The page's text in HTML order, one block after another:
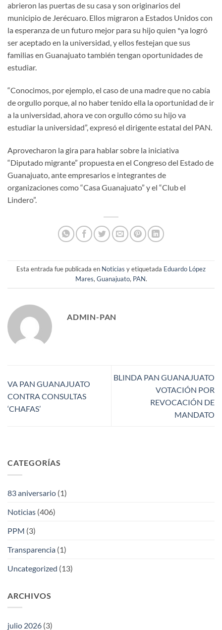
abrieron las puertas de su casa y son originarios del
municipio de Jerécuaro. Ellos migraron a Estados Unidos con
la esperanza de un futuro mejor para su hijo quien *ya logró
ser aceptado en la universidad, y ellos festejan que sus
familias en Guanajuato también tengan oportunidades de
estudiar.
“Conocimos, por ejemplo, el caso de una madre que no cabía
de orgullo porque, al no haber tenido ella la oportunidad de ir
a la universidad, ahora ve con orgullo cómo su hijo va
estudiar la universidad”, expresó el dirigente estatal del PAN.
Aprovecharon la gira para hablar sobre la iniciativa
“Diputado migrante” propuesta en el Congreso del Estado de
Guanajuato, ante empresarios e integrantes de
organizaciones como “Casa Guanajuato” y el “Club el
Lindero”.
Esta entrada fue publicada en Noticias y etiquetada Eduardo López
Mares, Guanajuato, PAN.
ADMIN-PAN
VA PAN GUANAJUATO
CONTRA CONSULTAS
‘CHAFAS’
BLINDA PAN GUANAJUATO
VOTACIÓN POR
REVOCACIÓN DE
MANDATO
CATEGORÍAS
83 aniversario (1)
Noticias (406)
PPM (3)
Transparencia (1)
Uncategorized (13)
ARCHIVOS
julio 2026 (3)